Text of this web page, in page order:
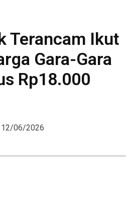
Terancam Ikut
Gara-Gara
Rp18.000
12/06/2026